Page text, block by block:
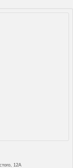
12А